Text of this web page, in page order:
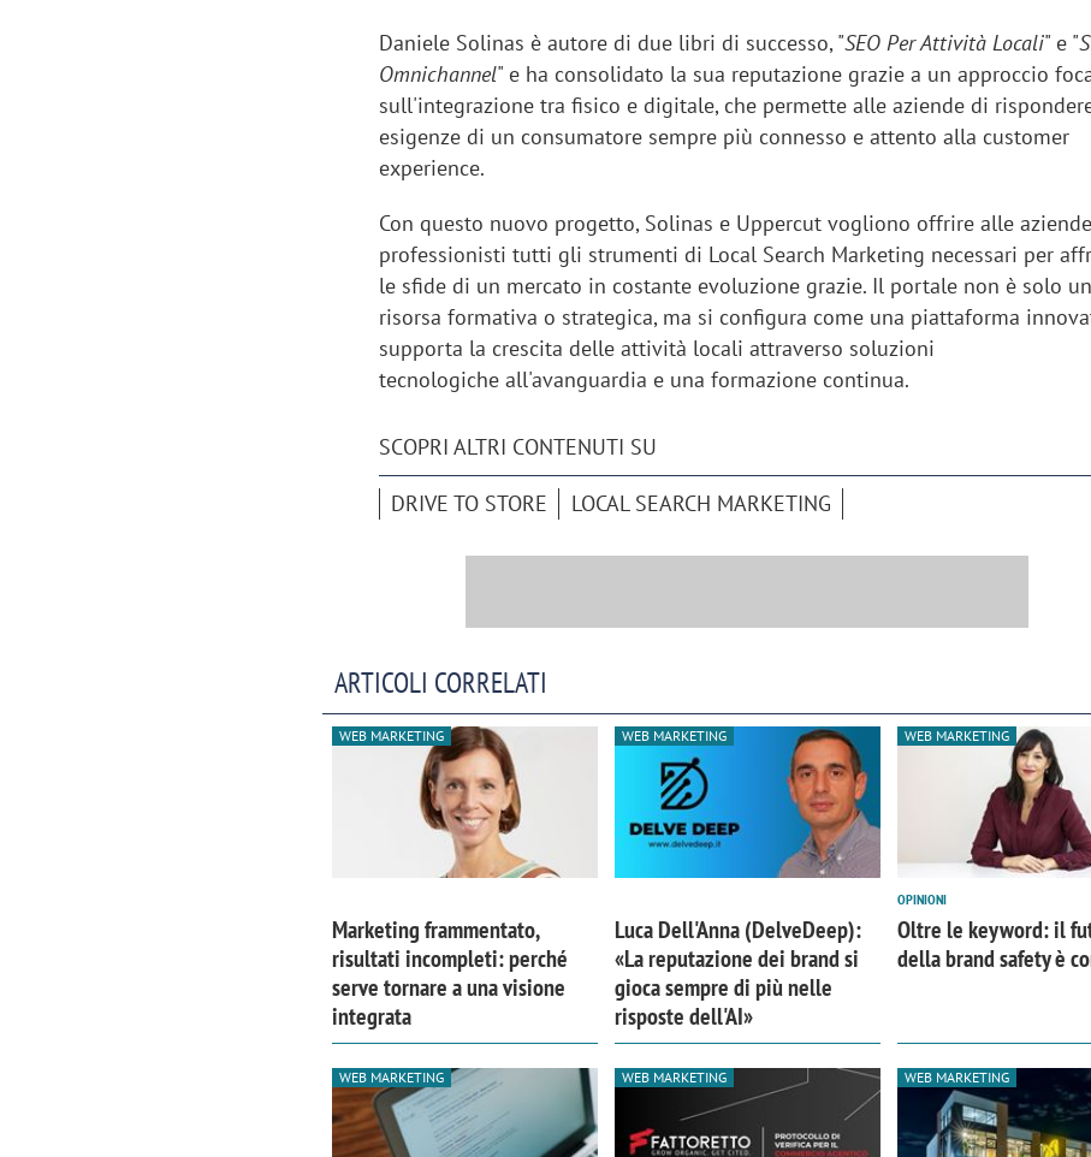
Daniele Solinas è autore di due libri di successo, "SEO Per Attività Locali" e "
Omnichannel" e ha consolidato la sua reputazione grazie a un approccio
sull'integrazione tra fisico e digitale, che permette alle aziende di
esigenze di un consumatore sempre più connesso e attento alla customer
experience.
Con questo nuovo progetto, Solinas e Uppercut vogliono offrire alle
professionisti tutti gli strumenti di Local Search Marketing necessari per
le sfide di un mercato in costante evoluzione grazie. Il portale non è solo
risorsa formativa o strategica, ma si configura come una piattaforma
supporta la crescita delle attività locali attraverso soluzioni
tecnologiche all'avanguardia e una formazione continua.
SCOPRI ALTRI CONTENUTI SU
DRIVE TO STORE LOCAL SEARCH MARKETING
ARTICOLI CORRELATI
WEB MARKETING
Marketing frammentato,
risultati incompleti: perché
serve tornare a una visione
integrata
WEB MARKETING
Luca Dell'Anna (DelveDeep):
«La reputazione dei brand si
gioca sempre di più nelle
risposte dell'AI»
WEB MARKETING
OPINIONI
Oltre le keyword: il
della brand safety è
WEB MARKETING WEB MARKETING WEB MARKETING
comunicazione crea un brand food:
«Marketing e prodotto devono
Emanuele Viora di Deloitte Digital:
«La creatività resta centrale, l’AI deve
amplificare il talento»
Ricerche di mercato. Neri,
fenomeni: bisogna
tradurli in azioni»